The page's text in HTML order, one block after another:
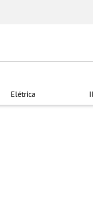
Elétrica